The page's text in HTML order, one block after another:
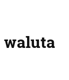
waluta